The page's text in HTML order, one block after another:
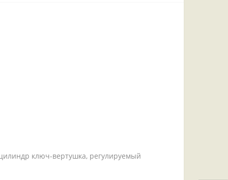
ключ-вертушка, регулируемый